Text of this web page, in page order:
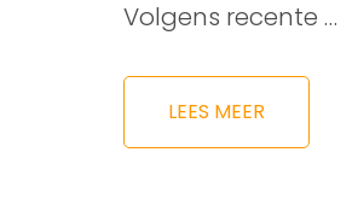
Volgens recente …
LEES MEER